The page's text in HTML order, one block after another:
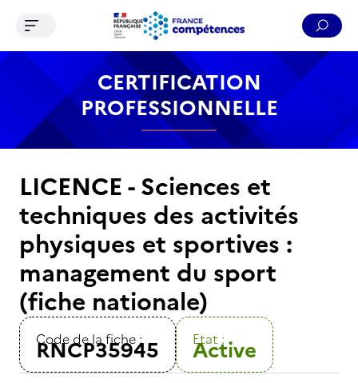
Contenu Recherche Menu Pied de page
Ouvrir le menu de navigation
CERTIFICATION
PROFESSIONNELLE
LICENCE - Sciences et
techniques des activités
physiques et sportives :
management du sport
(fiche nationale)
Code de la fiche :
RNCP35945 Etat :
Active